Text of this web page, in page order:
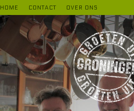
kipje
HOME CONTACT OVER ONS